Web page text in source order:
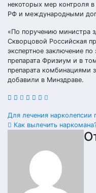
некоторых мер контроля в
РФ и международными
«По поручению министра
Скворцовой Российская
экспертное заключение
препарата Фризиум и в
препарата комбинациями
добавили в Минздраве.
Навигация
записям
Для лечения нарколепсии
Как вылечить